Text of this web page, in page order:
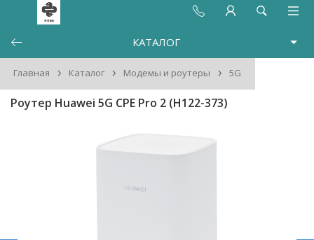
КАТАЛОГ
Главная › Каталог › Модемы и роутеры › 5G
Роутер Huawei 5G CPE Pro 2 (H122-373)